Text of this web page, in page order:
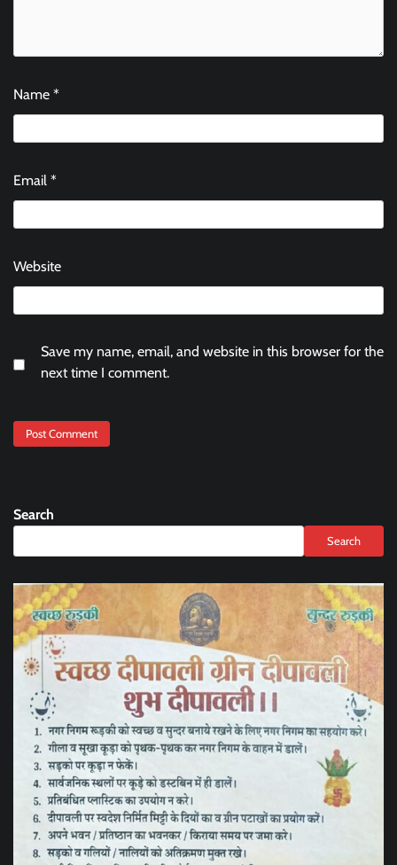
Name *
Email *
Website
Save my name, email, and website in this browser for the
next time I comment.
Search
Search